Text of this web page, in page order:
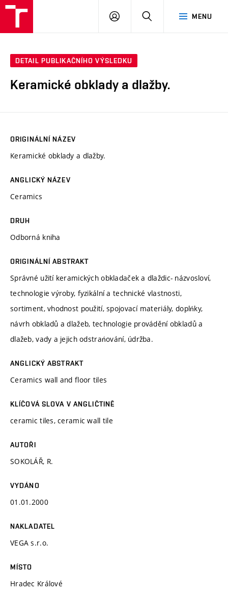
MENU
PŘIHLÁSIT
DETAIL PUBLIKAČNÍHO VÝSLEDKU
Keramické obklady a dlažby.
ORIGINÁLNÍ NÁZEV
Keramické obklady a dlažby.
ANGLICKÝ NÁZEV
Ceramics
DRUH
Odborná kniha
ORIGINÁLNÍ ABSTRAKT
Správné užití keramických obkladaček a dlaždic- názvosloví,
technologie výroby, fyzikální a technické vlastnosti,
sortiment, vhodnost použití, spojovací materiály, doplńky,
návrh obkladů a dlažeb, technologie provádění obkladů a
dlažeb, vady a jejich odstrańování, údržba.
ANGLICKÝ ABSTRAKT
Ceramics wall and floor tiles
KLÍČOVÁ SLOVA V ANGLIČTINĚ
ceramic tiles, ceramic wall tile
AUTOŘI
SOKOLÁŘ, R.
VYDÁNO
01.01.2000
NAKLADATEL
VEGA s.r.o.
MÍSTO
Hradec Králové